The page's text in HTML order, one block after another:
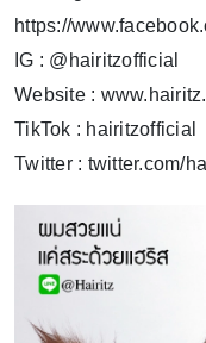
https://
IG : @hairitzofficial
Website :
TikTok : hairitzofficial
Twitter : twitter.com/